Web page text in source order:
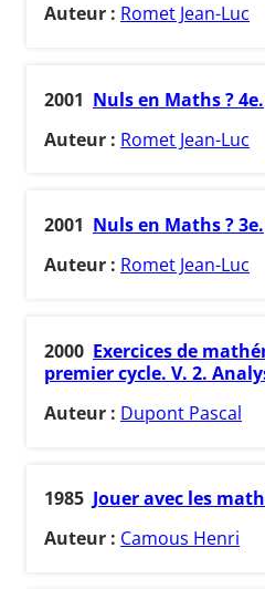
Auteur : Romet Jean-Luc
2001 Nuls en Maths ? 4e.
Auteur : Romet Jean-Luc
2001 Nuls en Maths ? 3e.
Auteur : Romet Jean-Luc
2000 Exercices de
premier cycle. V. 2.
Auteur : Dupont Pascal
1985 Jouer avec les
Auteur : Camous Henri